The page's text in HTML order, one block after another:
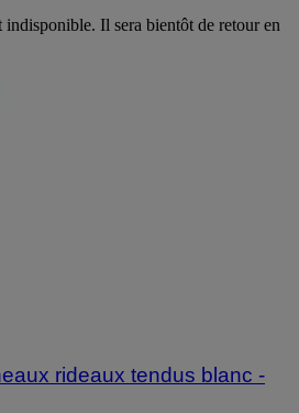
Il sera bientôt de retour en
rideaux tendus blanc -